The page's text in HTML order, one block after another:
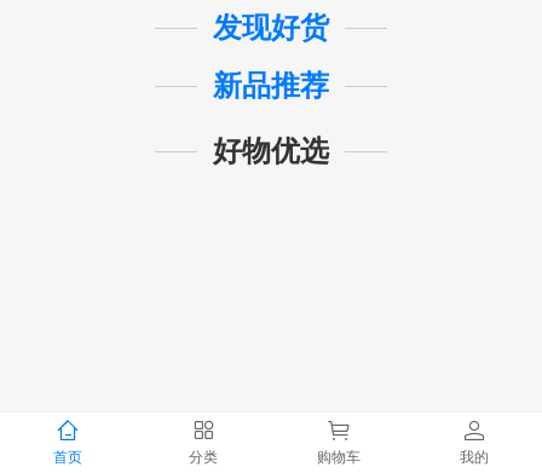
发现好货
新品推荐
好物优选
首页 分类 购物车 我的